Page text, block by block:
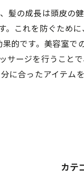
髪の成長は頭皮の
。これを防ぐため
的です。美容室で
サージを行うこと
に合ったアイテム
カテ